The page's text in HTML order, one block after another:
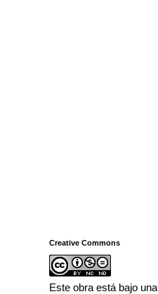
Creative Commons
Este obra está bajo una